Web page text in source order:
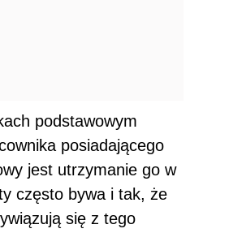
podstawowym
posiadającego
jest utrzymanie go w
często bywa i tak, że
się z tego